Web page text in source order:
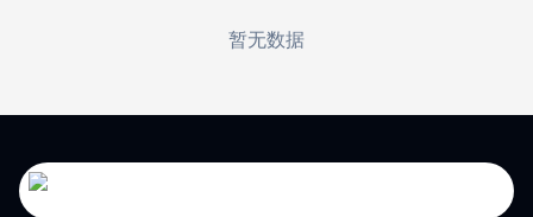
暂无数据